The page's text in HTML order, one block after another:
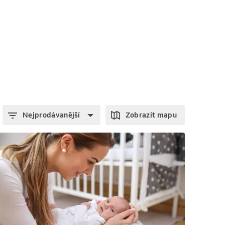
Nejprodávanější Zobrazit mapu